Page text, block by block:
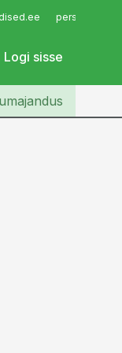
Logi sisse